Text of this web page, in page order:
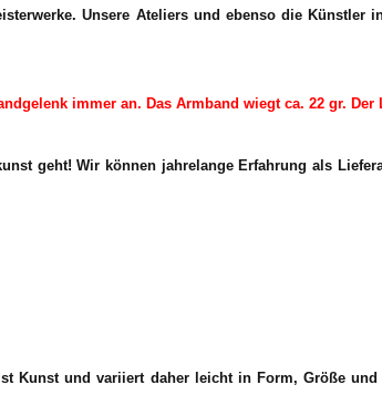
Unsere Ateliers und ebenso die Künstler
immer an. Das Armband wiegt ca. 22 gr.
geht! Wir können jahrelange Erfahrung als
Kunst und variiert daher leicht in Form, Größe und